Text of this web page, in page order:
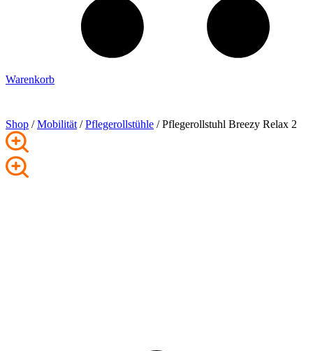
Warenkorb
Shop /Mobilität /Pflege­rollstühle / Pflegerollstuhl Breezy Relax 2